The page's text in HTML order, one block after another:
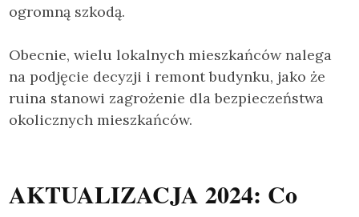
ogromną szkodą.
Obecnie, wielu lokalnych mieszkańców nalega
na podjęcie decyzji i remont budynku, jako że
ruina stanowi zagrożenie dla bezpieczeństwa
okolicznych mieszkańców.
AKTUALIZACJA 2024: Co